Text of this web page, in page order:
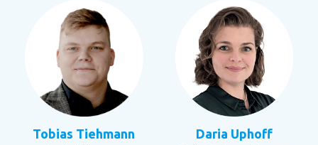
Tobias Tiehmann Daria Uphoff